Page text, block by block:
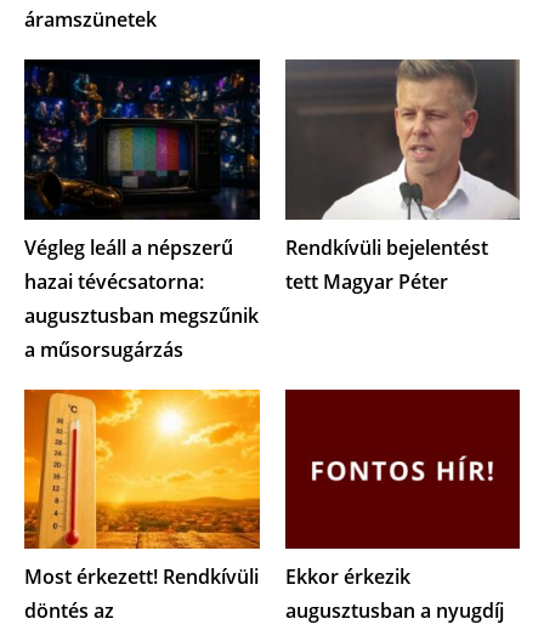
áramszünetek
Végleg leáll a népszerű
hazai tévécsatorna:
augusztusban megszűnik
a műsorsugárzás
Rendkívüli bejelentést
tett Magyar Péter
Most érkezett! Rendkívüli
döntés az
Ekkor érkezik
augusztusban a nyugdíj